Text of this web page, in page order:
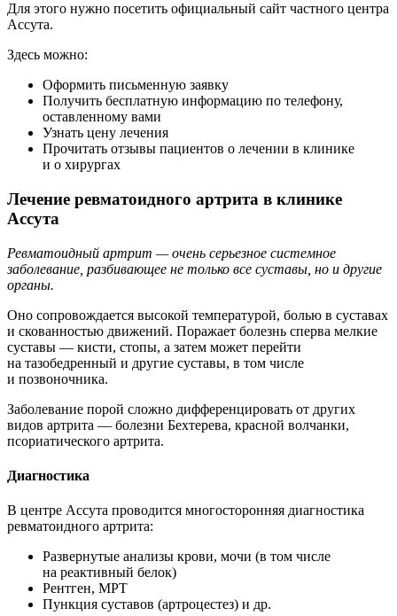
Для этого нужно посетить официальный сайт частного центра
Ассута.
Здесь можно:
Оформить письменную заявку
Получить бесплатную информацию по телефону,
оставленному вами
Узнать цену лечения
Прочитать отзывы пациентов о лечении в клинике
и о хирургах
Лечение ревматоидного артрита в клинике
Ассута
Ревматоидный артрит — очень серьезное системное
заболевание, разбивающее не только все суставы, но и другие
органы.
Оно сопровождается высокой температурой, болью в суставах
и скованностью движений. Поражает болезнь сперва мелкие
суставы — кисти, стопы, а затем может перейти
на тазобедренный и другие суставы, в том числе
и позвоночника.
Заболевание порой сложно дифференцировать от других
видов артрита — болезни Бехтерева, красной волчанки,
псориатического артрита.
Диагностика
В центре Ассута проводится многосторонняя диагностика
ревматоидного артрита:
Развернутые анализы крови, мочи (в том числе
на реактивный белок)
Рентген, МРТ
Пункция суставов (артроцестез) и др.